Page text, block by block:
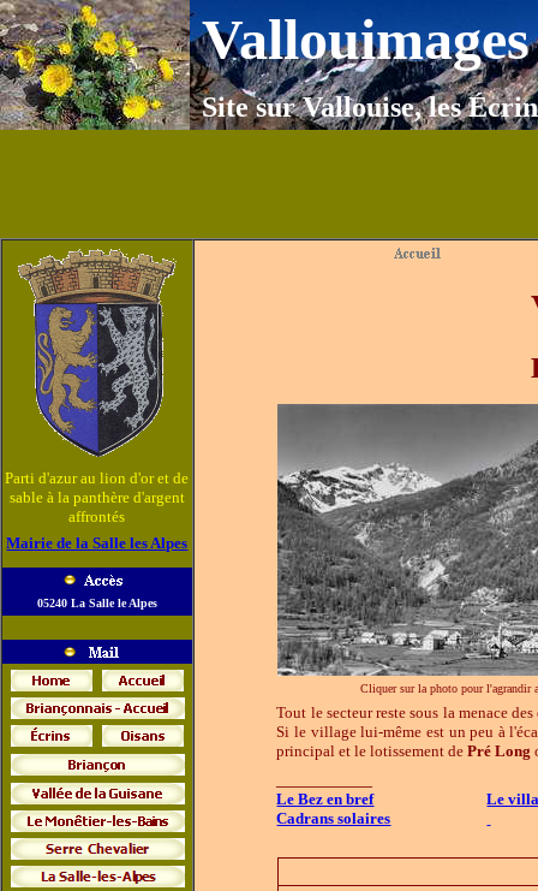
Vallouimages
Site sur Vallouise, les
Parti d'azur au lion d'or et de
sable à la panthère d'argent
affrontés
Mairie de la Salle les Alpes
05240 La Salle le Alpes
Cliquer sur la photo pour l'agrandir
Tout le secteur reste sous la menace
Si le village lui-même est un peu à
principal et le lotissement dePré Long
Le Bez en bref
Le
Cadrans solaires